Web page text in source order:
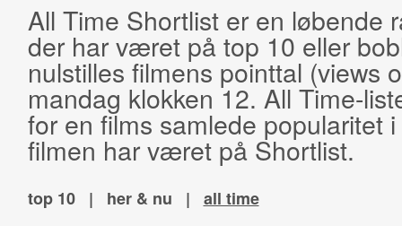
All Time Shortlist er en løbende
der har været på top 10 eller
nulstilles filmens pointtal (views
mandag klokken 12. All Time-
for en films samlede popularitet
filmen har været på Shortlist.
top 10 | her & nu | all time